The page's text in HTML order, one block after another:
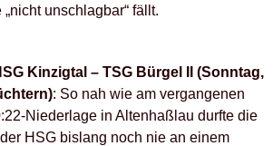
unschlagbar“ fällt.
Kinzigtal – TSG Bürgel II (Sonntag,
: So nah wie am vergangenen
Niederlage in Altenhaßlau durfte die
HSG bislang noch nie an einem